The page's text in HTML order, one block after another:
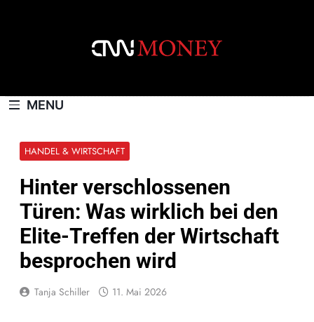
MENU
HANDEL & WIRTSCHAFT
Hinter verschlossenen
Türen: Was wirklich bei den
Elite-Treffen der Wirtschaft
besprochen wird
Tanja Schiller 11. Mai 2026